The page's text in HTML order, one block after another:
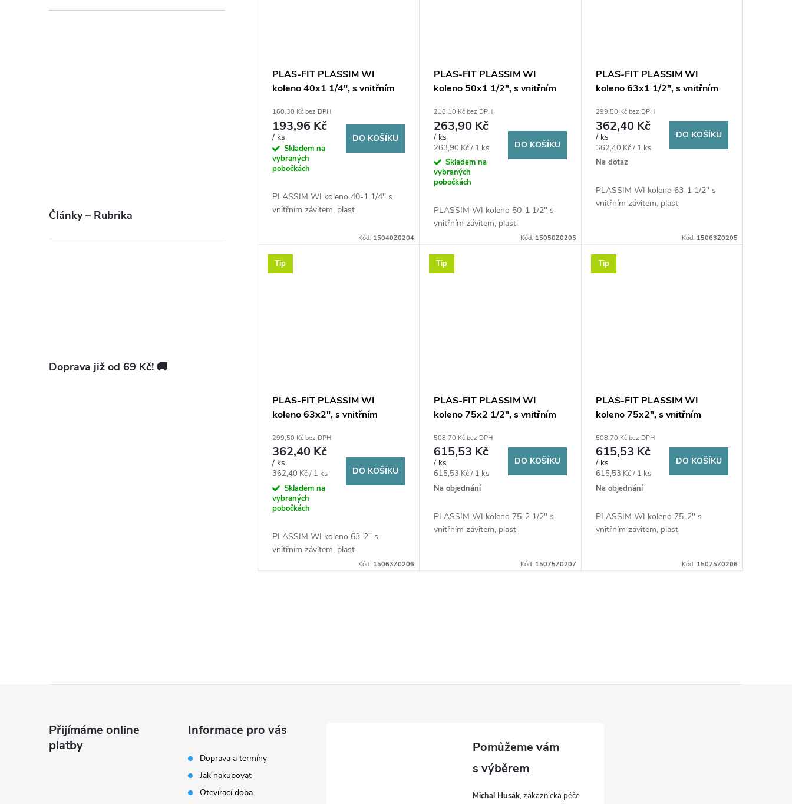
Články – Rubrika
Doprava již od 69 Kč! 🚚
PLAS-FIT PLASSIM WI
koleno 40x1 1/4", s vnitřním
160,30 Kč bez DPH
193,96 Kč
/ ks
Skladem na
vybraných
pobočkách
DO KOŠÍKU
PLASSIM WI koleno 40-1 1/4'' s
vnitřním závitem, plast
Kód: 15040Z0204
PLAS-FIT PLASSIM WI
koleno 50x1 1/2", s vnitřním
218,10 Kč bez DPH
263,90 Kč
/ ks
Měrná
cena:
263,90 Kč / 1 ks
Skladem na
vybraných
pobočkách
DO KOŠÍKU
PLASSIM WI koleno 50-1 1/2'' s
vnitřním závitem, plast
Kód: 15050Z0205
PLAS-FIT PLASSIM WI
koleno 63x1 1/2", s vnitřním
299,50 Kč bez DPH
362,40 Kč
/ ks
Měrná
cena:
362,40 Kč / 1 ks
Na dotaz
DO KOŠÍKU
PLASSIM WI koleno 63-1 1/2'' s
vnitřním závitem, plast
Kód: 15063Z0205
Tip
PLAS-FIT PLASSIM WI
koleno 63x2", s vnitřním
299,50 Kč bez DPH
362,40 Kč
/ ks
Měrná
cena:
362,40 Kč / 1 ks
Skladem na
vybraných
pobočkách
DO KOŠÍKU
PLASSIM WI koleno 63-2'' s
vnitřním závitem, plast
Kód: 15063Z0206
Tip
PLAS-FIT PLASSIM WI
koleno 75x2 1/2", s vnitřním
508,70 Kč bez DPH
615,53 Kč
/ ks
Měrná
cena:
615,53 Kč / 1 ks
Na objednání
DO KOŠÍKU
PLASSIM WI koleno 75-2 1/2'' s
vnitřním závitem, plast
Kód: 15075Z0207
Tip
PLAS-FIT PLASSIM WI
koleno 75x2", s vnitřním
508,70 Kč bez DPH
615,53 Kč
/ ks
Měrná
cena:
615,53 Kč / 1 ks
Na objednání
DO KOŠÍKU
PLASSIM WI koleno 75-2'' s
vnitřním závitem, plast
Kód: 15075Z0206
á
a
c
Přijímáme online
platby
Informace pro vás
Doprava a termíny
Jak nakupovat
Otevírací doba
Michal Husák